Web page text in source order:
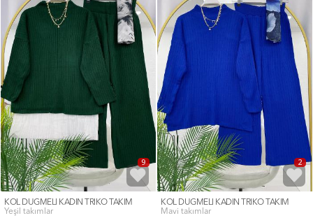
9
KOL DÜĞMELİ KADIN TRİKO TAKIM
yeşil takımlar
2
KOL DÜĞMELİ KADIN TRİKO TAKIM
mavi takımlar